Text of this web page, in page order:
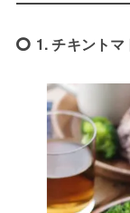
1. チキント